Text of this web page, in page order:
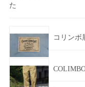
た
コリンボ